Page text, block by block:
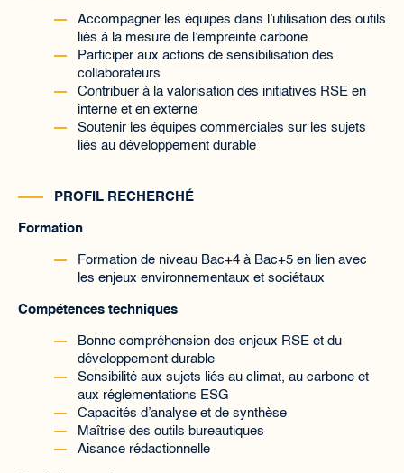
Accompagner les équipes dans l’utilisation des outils
liés à la mesure de l’empreinte carbone
Participer aux actions de sensibilisation des
collaborateurs
Contribuer à la valorisation des initiatives RSE en
interne et en externe
Soutenir les équipes commerciales sur les sujets
liés au développement durable
PROFIL RECHERCHÉ
Formation
Formation de niveau Bac+4 à Bac+5 en lien avec
les enjeux environnementaux et sociétaux
Compétences techniques
Bonne compréhension des enjeux RSE et du
développement durable
Sensibilité aux sujets liés au climat, au carbone et
aux réglementations ESG
Capacités d’analyse et de synthèse
Maîtrise des outils bureautiques
Aisance rédactionnelle